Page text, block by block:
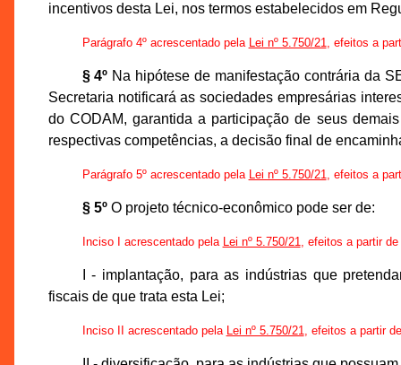
incentivos desta Lei, nos termos estabelecidos em
Parágrafo 4º acrescentado pela Lei nº 5.750/21, efeitos a
§ 4º Na hipótese de manifestação contrária da
Secretaria notificará as sociedades empresárias
do CODAM, garantida a participação de seus
respectivas competências, a decisão final de
Parágrafo 5º acrescentado pela Lei nº 5.750/21, efeitos a
§ 5ºO projeto técnico-econômico pode ser de:
Inciso I acrescentado pela Lei nº 5.750/21, efeitos a partir de
I - implantação, para as indústrias que
fiscais de que trata esta Lei;
Inciso II acrescentado pela Lei nº 5.750/21, efeitos a partir